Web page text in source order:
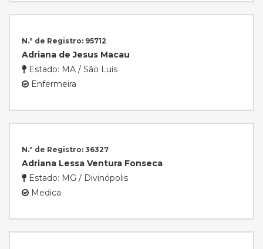
N.º de Registro: 95712
Adriana de Jesus Macau
Estado: MA / São Luís
Enfermeira
N.º de Registro: 36327
Adriana Lessa Ventura Fonseca
Estado: MG / Divinópolis
Medica